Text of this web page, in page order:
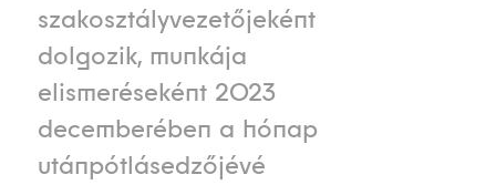
szakosztályvezetőjeként
dolgozik, munkája
elismeréseként 2023
decemberében a hónap
utánpótlásedzőjévé